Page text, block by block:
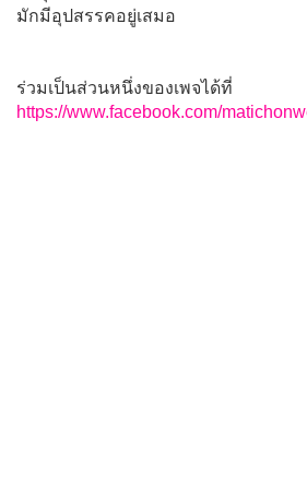
มักมีอุปสรรคอยู่เสมอ
ร่วมเป็นส่วนหนึ่งของเพจได้ที่
https://www.facebook.com/